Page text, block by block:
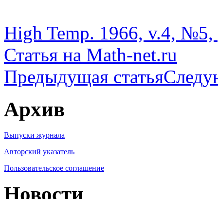
High Temp. 1966, v.4, №5,
Статья на Math-net.ru
Предыдущая статья
Архив
Выпуски журнала
Авторский указатель
Пользовательское соглашение
Новости